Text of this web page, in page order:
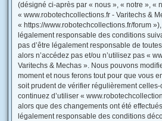
(désigné ci-après par « nous », « notre », «
« www.robotechcollections.fr - Varitechs &
« https://www.robotechcollections.fr/forum
légalement responsable des conditions
pas d’être légalement responsable de
alors n’accédez pas et/ou n’utilisez pas «
Varitechs & Mechas ». Nous pouvons
moment et nous ferons tout pour que vous
soit prudent de vérifier régulièrement
continuez d’utiliser «
alors que des changements ont été
légalement responsable des conditions